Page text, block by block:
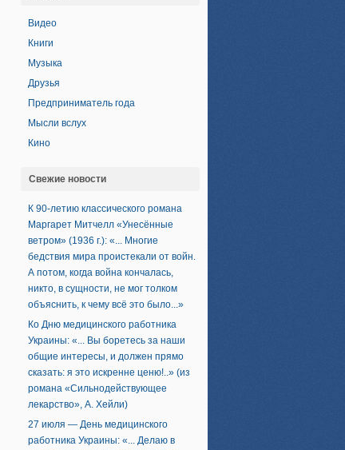
Видео
Книги
Музыка
Друзья
Предприниматель года
Мысли вслух
Кино
Свежие новости
К 90-летию классического романа
Маргарет Митчелл «Унесённые
ветром» (1936 г.): «... Многие
бедствия мира проистекали от войн.
А потом, когда война кончалась,
никто, в сущности, не мог толком
объяснить, к чему всё это было...»
Ко Дню медицинского работника
Украины: «... Вы боретесь за наши
общие интересы, и должен прямо
сказать: я это искренне ценю!..» (из
романа «Сильнодействующее
лекарство», А. Хейли)
27 июля — День медицинского
работника Украины: «... Делаю в